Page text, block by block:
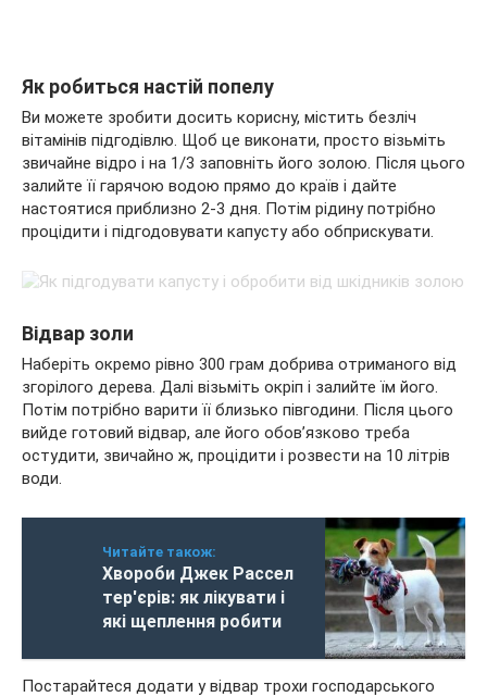
Як робиться настій попелу
Ви можете зробити досить корисну, містить безліч
вітамінів підгодівлю. Щоб це виконати, просто візьміть
звичайне відро і на 1/3 заповніть його золою. Після цього
залийте її гарячою водою прямо до країв і дайте
настоятися приблизно 2-3 дня. Потім рідину потрібно
процідити і підгодовувати капусту або обприскувати.
Відвар золи
Наберіть окремо рівно 300 грам добрива отриманого від
згорілого дерева. Далі візьміть окріп і залийте їм його.
Потім потрібно варити її близько півгодини. Після цього
вийде готовий відвар, але його обов’язково треба
остудити, звичайно ж, процідити і розвести на 10 літрів
води.
Читайте також:
Хвороби Джек Рассел
тер'єрів: як лікувати і
які щеплення робити
Постарайтеся додати у відвар трохи господарського